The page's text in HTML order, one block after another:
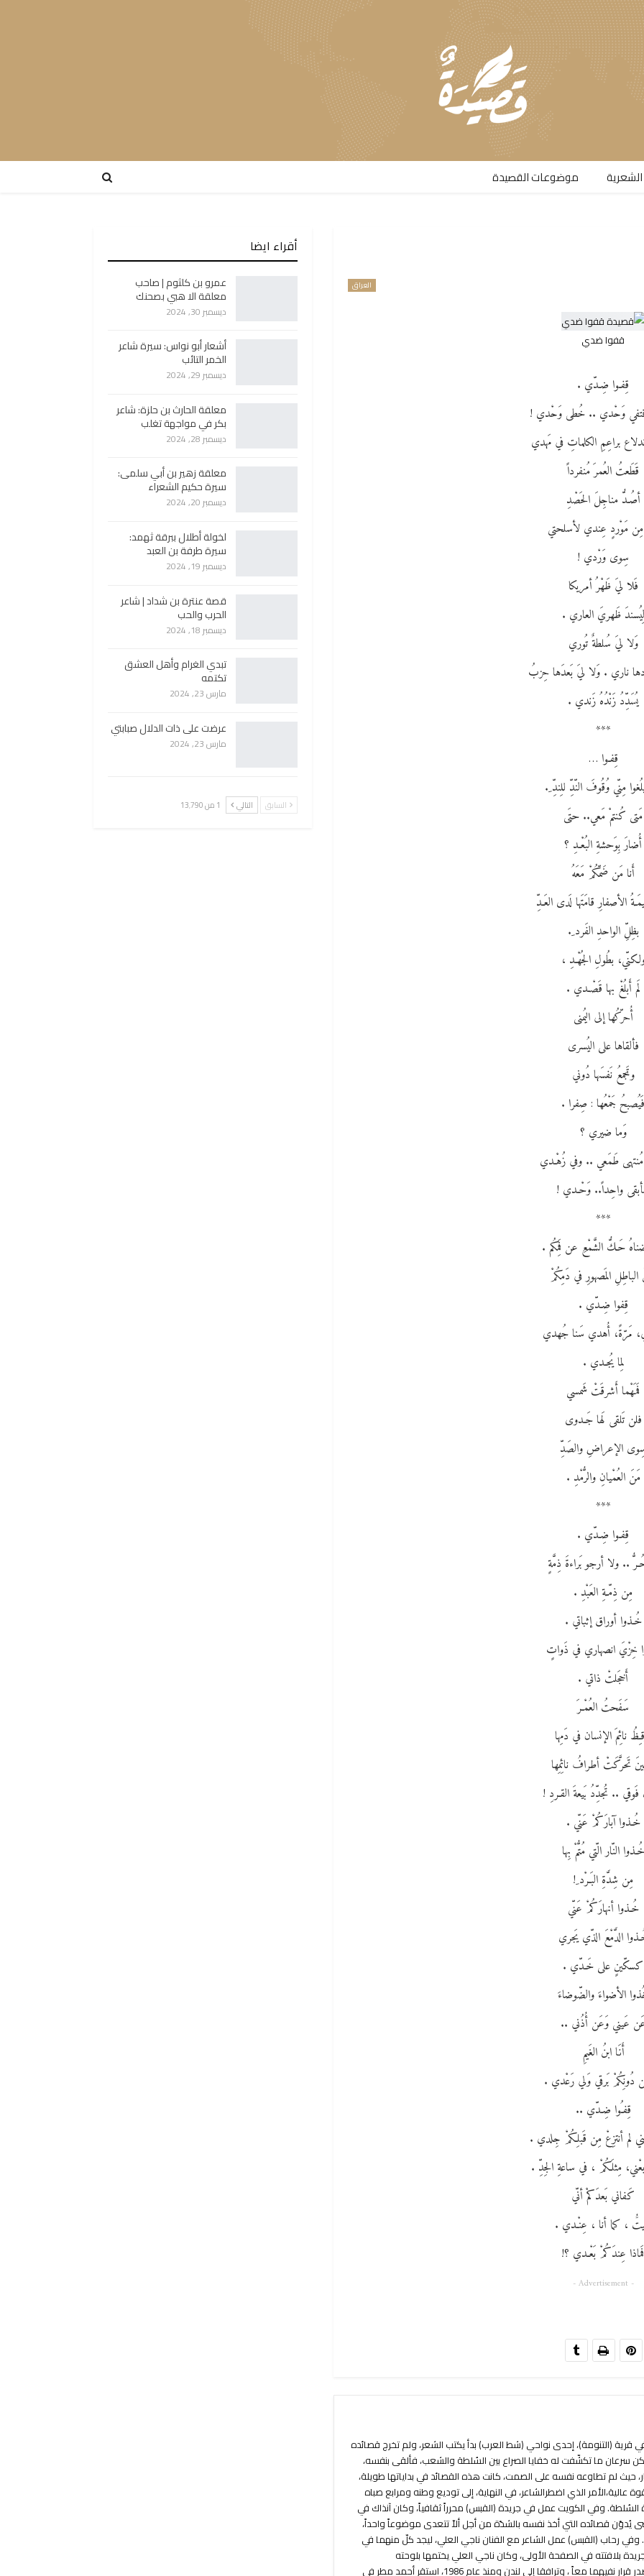
موضوعات القصيدة​
العراق
قفوا ضدي
قِفـوا ضِـدّي .
وَحْدي .. خُطى وَحْدي !
براعِمِ الكلماتِ في مَهدي
قَطَعتُ العُمرَ مُنفرداً
أصُـدُّ مناجِلَ الحَصْدِ
مَوْردٍ عِندي لأسلحتي
سِوى وَرْدي !
فَلا ليَ ظَهْرُ أمريكا
لِيُسندَ ظَهريَ العاري .
وَلا ليَ سُلطةٌ تُوري
ناري . وَلا ليَ بَعدَها حِزبُ
يُسَدِّدُ زَنْدُهُ زَندي .
***
قِفـوا …
مِنّي وُقُوفَ النّدِّ للِندِّ ِ.
مَتى كُنتمْ مَعي.. حتَى
أُضارَ بِوَحشةِ البُعْـدِ ؟
أَنا مَن ضَمّكُمْ مَعَهُ
الأصفارِ قامَتَها لَدى العَـدِّ
بظِلِّ الواحدِ الفَرد ِ.
بطُولِ الجُهْـدِ ،
لَم أَبلُغْ بها قَصْـدي .
أُحرّكُها إلى اليُمنى
فألقاها على اليُسرى
وتَجمعُ نَفسَها دُوني
فَيُصبحُ جَمْعُها : صِفرا .
وَما ضيري ؟
مُنتهى طَمَعي .. وفي زُهْـدي
واحِداً.. وَحْـدي !
***
حَـكُّ الشَّمْعِ عن فَمِكُم .
المَصهورِ في دَمِكُمْ
قِفوا ضِـدّي .
مَرّةً، أُهدي سَنا جُهدي
لِما يُجـدي .
فَمَهْما أَشرقَتْ شَمسي
فلن تَلقى لَها جَـدوى
الإعراضِ والصَدِّ
مَنَ العُمْيانِ والرُّمْدِ .
***
قِفـوا ضِـدّي .
.. ولا أرجو بَراءةَ ذِمَّةٍ
مِن ذِمّـةِ العَبْدِ .
خُـذوا أوراق إثباتي .
خِزْيَ انصهاري في ذَواتٍ
أَخجَلتْ ذاتي .
سَفَحتُ العُمْـرَ
نائِمَ الإنسان في دَمِها
تَحرَّكَتْ أطرافُ نائِمِها
.. تُجدِّدُ بَيعةَ القـردِ !
خُـذوا آبارَكُمْ عَنّي .
خُـذوا النّار الّتي مُتُّمْ بِها
مِن شِدَّةِ البَـرْد ِ!
خُـذوا أنهارَكُمْ عَنّي
الدَّمْعَ الذّي يَجري
كسكّينٍ على خَـدّي .
الأضواءَ والضّوضاءَ
عَيني وَعَن أُذُني ..
أَنَا ابنُ الغَيمِ
دُونِكُمْ بَرقي وَلي رَعْدي .
قِفـُوا ضِـدّي ..
لم أنتزِعْ مِن قَبلِكُمْ جِلدي .
مِثلَكُمْ ، في ساعةِ الجِدِّ .
كَفاني بَعدَكمْ أنّي
، كما أنا ، عِنْـدي .
فَماذا عِندَكُمْ بَعْـدي ؟!
- Advertisement -
(التنومة)، إحدى نواحي (شط العرب) بدأ يكتب الشعر، ولم تخرج قصائده
سرعان ما تكشّفت له خفايا الصراع بين السُلطة والشعب، فألقى بنفسه،
حيث لم تطاوعه نفسه على الصمت، كانت هذه القصائد في بداياتها طويلة،
الذي اضطرالشاعر، في النهاية، إلى توديع وطنه ومرابع صباه
السُلطة. وفي الكويت عمل في جريدة (القبس) محرراً ثقافياً، وكان آنذاك في
قصائده التي أخذ نفسه بالشدّة من أجل ألاّ تتعدى موضوعاً واحداً،
رحاب (القبس) عمل الشاعر مع الفنان ناجي العلي، ليجد كلّ منهما في
بلافتته في الصفحة الأولى، وكان ناجي العلي يختمها بلوحته
الكاريكاتيرية في الصفحة الأخيرة. ثم صدر قرار نفيهما معاً ، وترافقا إلى لندن ومنذ عام 1986، استقر أحمد مطر في
أقراء ايضا
عمرو بن كلثوم | صاحب
معلقة الا هبي بصحنك
ديسمبر 30, 2024
أشعار أبو نواس: سيرة شاعر
الخمر التائب
ديسمبر 29, 2024
معلقة الحارث بن حلزة: شاعر
بكر في مواجهة تغلب
ديسمبر 28, 2024
معلقة زهير بن أبي سلمى:
سيرة حكيم الشعراء
ديسمبر 20, 2024
لخولة أطلال ببرقة ثهمد:
سيرة طرفة بن العبد
ديسمبر 19, 2024
قصة عنترة بن شداد | شاعر
الحرب والحب
ديسمبر 18, 2024
تبدي الغرام وأهل العشق
تكتمه
مارس 23, 2024
عرضت على ذات الدلال صبابتي
مارس 23, 2024
السابق التالي 1 من 13٬790